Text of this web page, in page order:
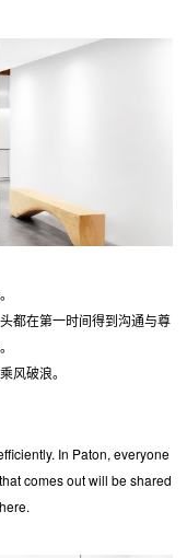
都在第一时间得到沟通与尊
风破浪。
In Paton, everyone
comes out will be shared